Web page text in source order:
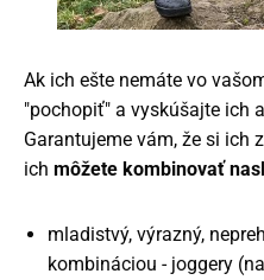
Ak ich ešte nemáte vo
"pochopiť" a vyskúšajte ich
Garantujeme vám, že si ich
ich môžete kombinovať
mladistvý, výrazný,
kombináciou - joggery